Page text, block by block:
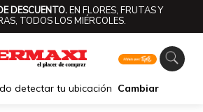
DESCUENTO.EN FLORES, FRUTAS Y
TODOS LOS MIÉRCOLES.
detectar tu ubicación Cambiar